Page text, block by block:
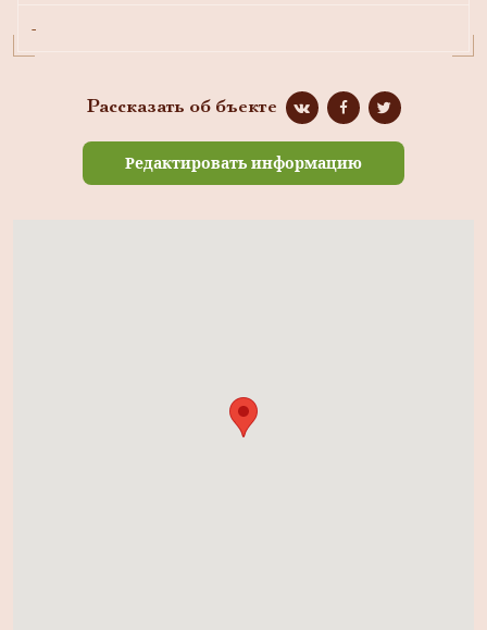
-
Рассказать об бъекте
Редактировать информацию